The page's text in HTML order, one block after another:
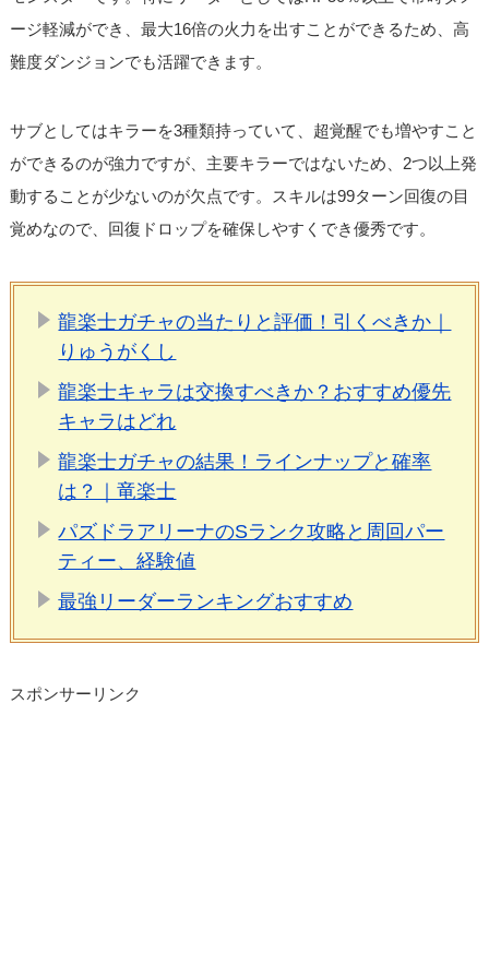
ージ軽減ができ、最大16倍の火力を出すことができるため、高
難度ダンジョンでも活躍できます。
サブとしてはキラーを3種類持っていて、超覚醒でも増やすこと
ができるのが強力ですが、主要キラーではないため、2つ以上発
動することが少ないのが欠点です。スキルは99ターン回復の目
覚めなので、回復ドロップを確保しやすくでき優秀です。
龍楽士ガチャの当たりと評価！引くべきか｜
りゅうがくし
龍楽士キャラは交換すべきか？おすすめ優先
キャラはどれ
龍楽士ガチャの結果！ラインナップと確率
は？｜竜楽士
パズドラアリーナのSランク攻略と周回パー
ティー、経験値
最強リーダーランキングおすすめ
スポンサーリンク